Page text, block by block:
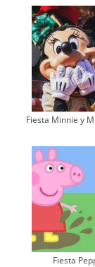
Fiesta Minnie y
Fiesta